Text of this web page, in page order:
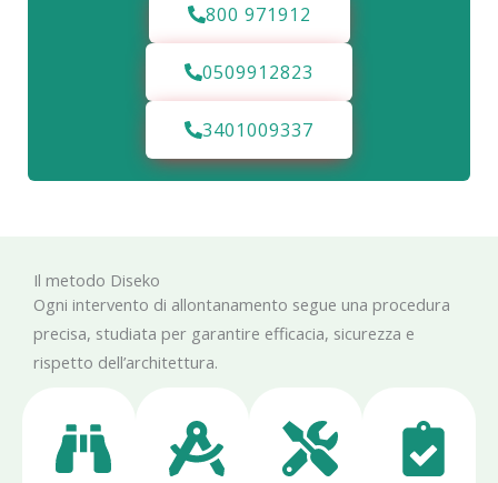
800 971912
0509912823
3401009337
Il metodo Diseko
Ogni intervento di allontanamento segue una procedura
precisa, studiata per garantire efficacia, sicurezza e
rispetto dell’architettura.